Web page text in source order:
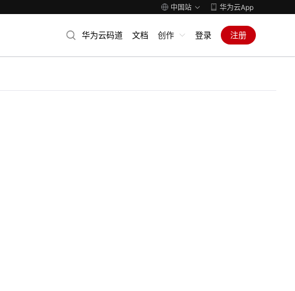
中国站 华为云App
华为云码道 文档 创作 登录 注册